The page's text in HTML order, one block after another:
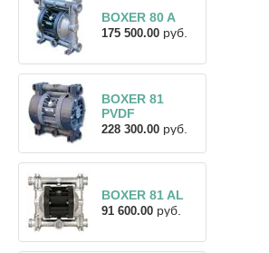
BOXER 80 A
175 500.00 руб.
BOXER 81
PVDF
228 300.00 руб.
BOXER 81 AL
91 600.00 руб.